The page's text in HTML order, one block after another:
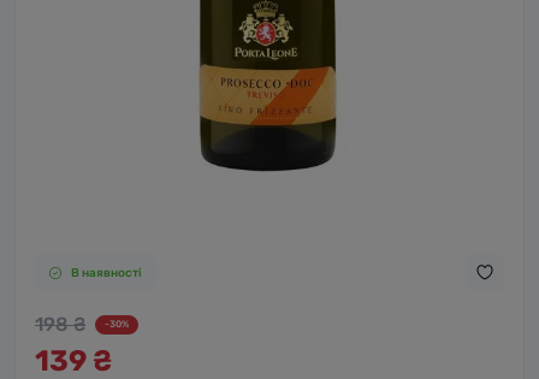
В наявності
198 ₴ -30%
139 ₴